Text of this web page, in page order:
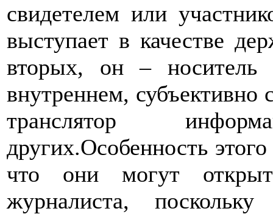
свидетелем или
выступает в качестве
вторых, он –
внутреннем,
транслятор
других.Особенность
что они могут
журналиста,